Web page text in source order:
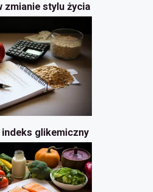
zmianie stylu życia
glikemiczny